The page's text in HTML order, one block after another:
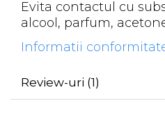
Evita contactul cu
alcool, parfum,
Informatii
Review-uri (1)